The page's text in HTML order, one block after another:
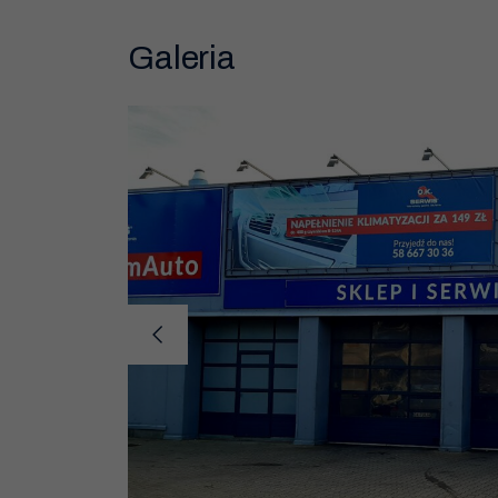
usług w naszym auto serwisie to zawsze nasz
Galeria